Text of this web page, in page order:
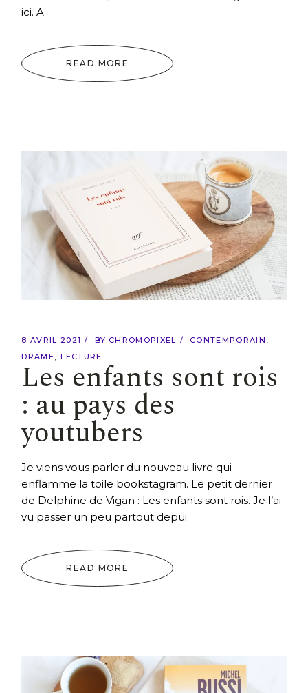
ici. A
READ MORE
8 AVRIL 2021 BY CHROMOPIXEL
CONTEMPORAIN
DRAME
LECTURE
Les enfants sont rois
: au pays des
youtubers
Je viens vous parler du nouveau livre qui
enflamme la toile bookstagram. Le petit dernier
de Delphine de Vigan : Les enfants sont rois. Je l’ai
vu passer un peu partout depui
READ MORE